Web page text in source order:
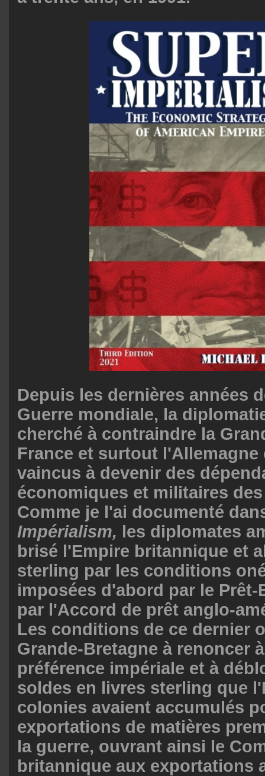
Depuis les dernières années
Guerre mondiale, la
cherché à contraindre la
France et surtout l'Allemagne
vaincus à devenir des
économiques et militaires
Comme je l'ai documenté
Impérialism, les diplomates
brisé l'Empire britannique et
sterling par les conditions
imposées d'abord par le
par l'Accord de prêt anglo-
Les conditions de ce dernier
Grande-Bretagne à renoncer
préférence impériale et à
soldes en livres sterling que
colonies avaient accumulés
exportations de matières
la guerre, ouvrant ainsi le
britannique aux exportations